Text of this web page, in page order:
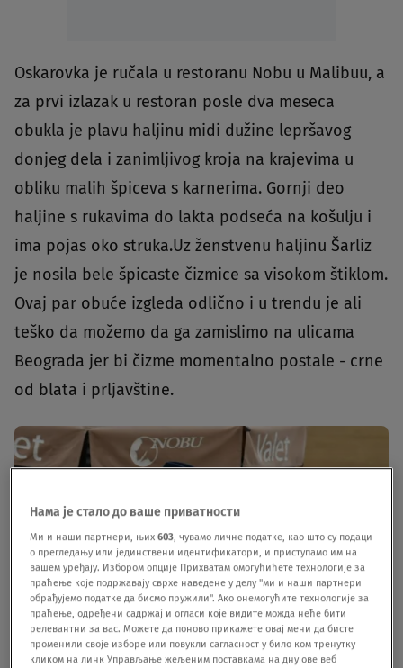
Oskarovka je ručala u restoranu Nobu u Malibuu, a
za prvi izlazak u restoran posle dva meseca
obukla je plavu haljinu midi dužine lepršavog
donjeg dela i zanimljivog kroja na krajevima u
obliku malih špiceva s karnerima. Gornji deo
haljine s rukavima do lakta podseća na košulju i
ima pojas oko struka.Uz ženstvenu haljinu Šarliz
je nosila bele špicaste čizmice sa visokom štiklom.
Ovaj par obuće izgleda odlično i u trendu je ali
teško da možemo da ga zamislimo na ulicama
Beograda jer bi čizme momentalno postale - crne
od blata i prljavštine.
Нама је стало до ваше приватности
Ми и наши партнери, њих603, чувамо личне податке, као што су подаци
о прегледању или јединствени идентификатори, и приступамо им на
вашем уређају. Избором опције Прихватам омогућићете технологије за
праћење које подржавају сврхе наведене у делу "ми и наши партнери
обрађујемо податке да бисмо пружили". Ако онемогућите технологије за
праћење, одређени садржај и огласи које видите можда неће бити
релевантни за вас. Можете да поново прикажете овај мени да бисте
променили своје изборе или повукли сагласност у било ком тренутку
кликом на линк Управљање жељеним поставкама на дну ове веб